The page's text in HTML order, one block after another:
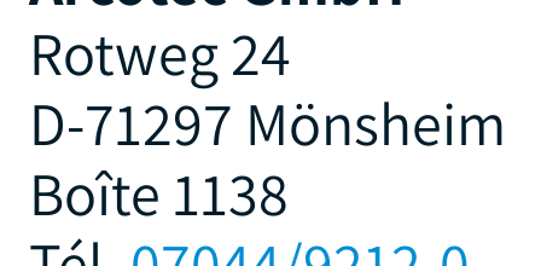
Rotweg 24
D-71297 Mönsheim
Boîte 1138